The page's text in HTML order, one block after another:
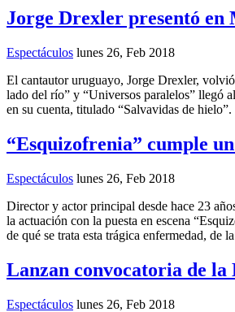
Jorge Drexler presentó en
Espectáculos lunes 26, Feb 2018
El cantautor uruguayo, Jorge Drexler,
lado del río” y “Universos paralelos” llegó
en su cuenta, titulado “Salvavidas de hielo”.
“Esquizofrenia” cumple
Espectáculos lunes 26, Feb 2018
Director y actor principal desde hace 23
la actuación con la puesta en escena
de qué se trata esta trágica enfermedad, de
Lanzan convocatoria de
Espectáculos lunes 26, Feb 2018